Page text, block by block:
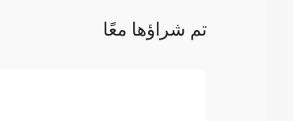
تم شراؤها معًا